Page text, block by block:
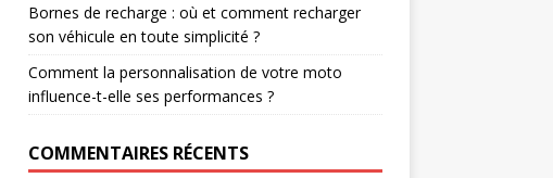
Bornes de recharge : où et comment recharger
son véhicule en toute simplicité ?
Comment la personnalisation de votre moto
influence-t-elle ses performances ?
COMMENTAIRES RÉCENTS